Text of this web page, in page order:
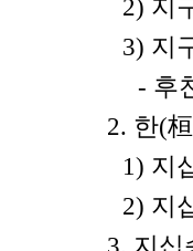
2) 지
3) 지
- 후
2. 한(
1) 지
2) 지
3. 지십